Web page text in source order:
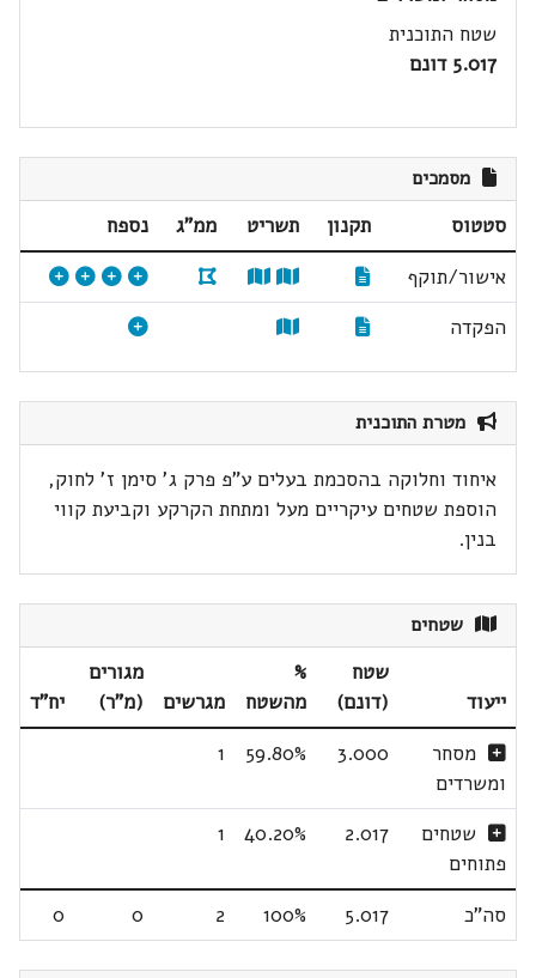
שטח התוכנית
5.017 דונם
מסמכים
סטטוס תקנון תשריט ממ"ג
נספח
אישור/תוקף
הפקדה
מטרת התוכנית
איחוד וחלוקה בהסכמת בעלים ע"פ פרק ג' סימן ז' לחוק,
הוספת שטחים עיקריים מעל ומתחת הקרקע וקביעת קווי
בנין.
שטחים
ייעוד
שטח
(דונם)
%
מהשטח
מגרשים
מגורים
(מ"ר)
יח"ד
מסחר
ומשרדים
3.000
59.80%
1
שטחים
פתוחים
2.017
40.20%
1
סה"כ 5.017
100%
2
0
0